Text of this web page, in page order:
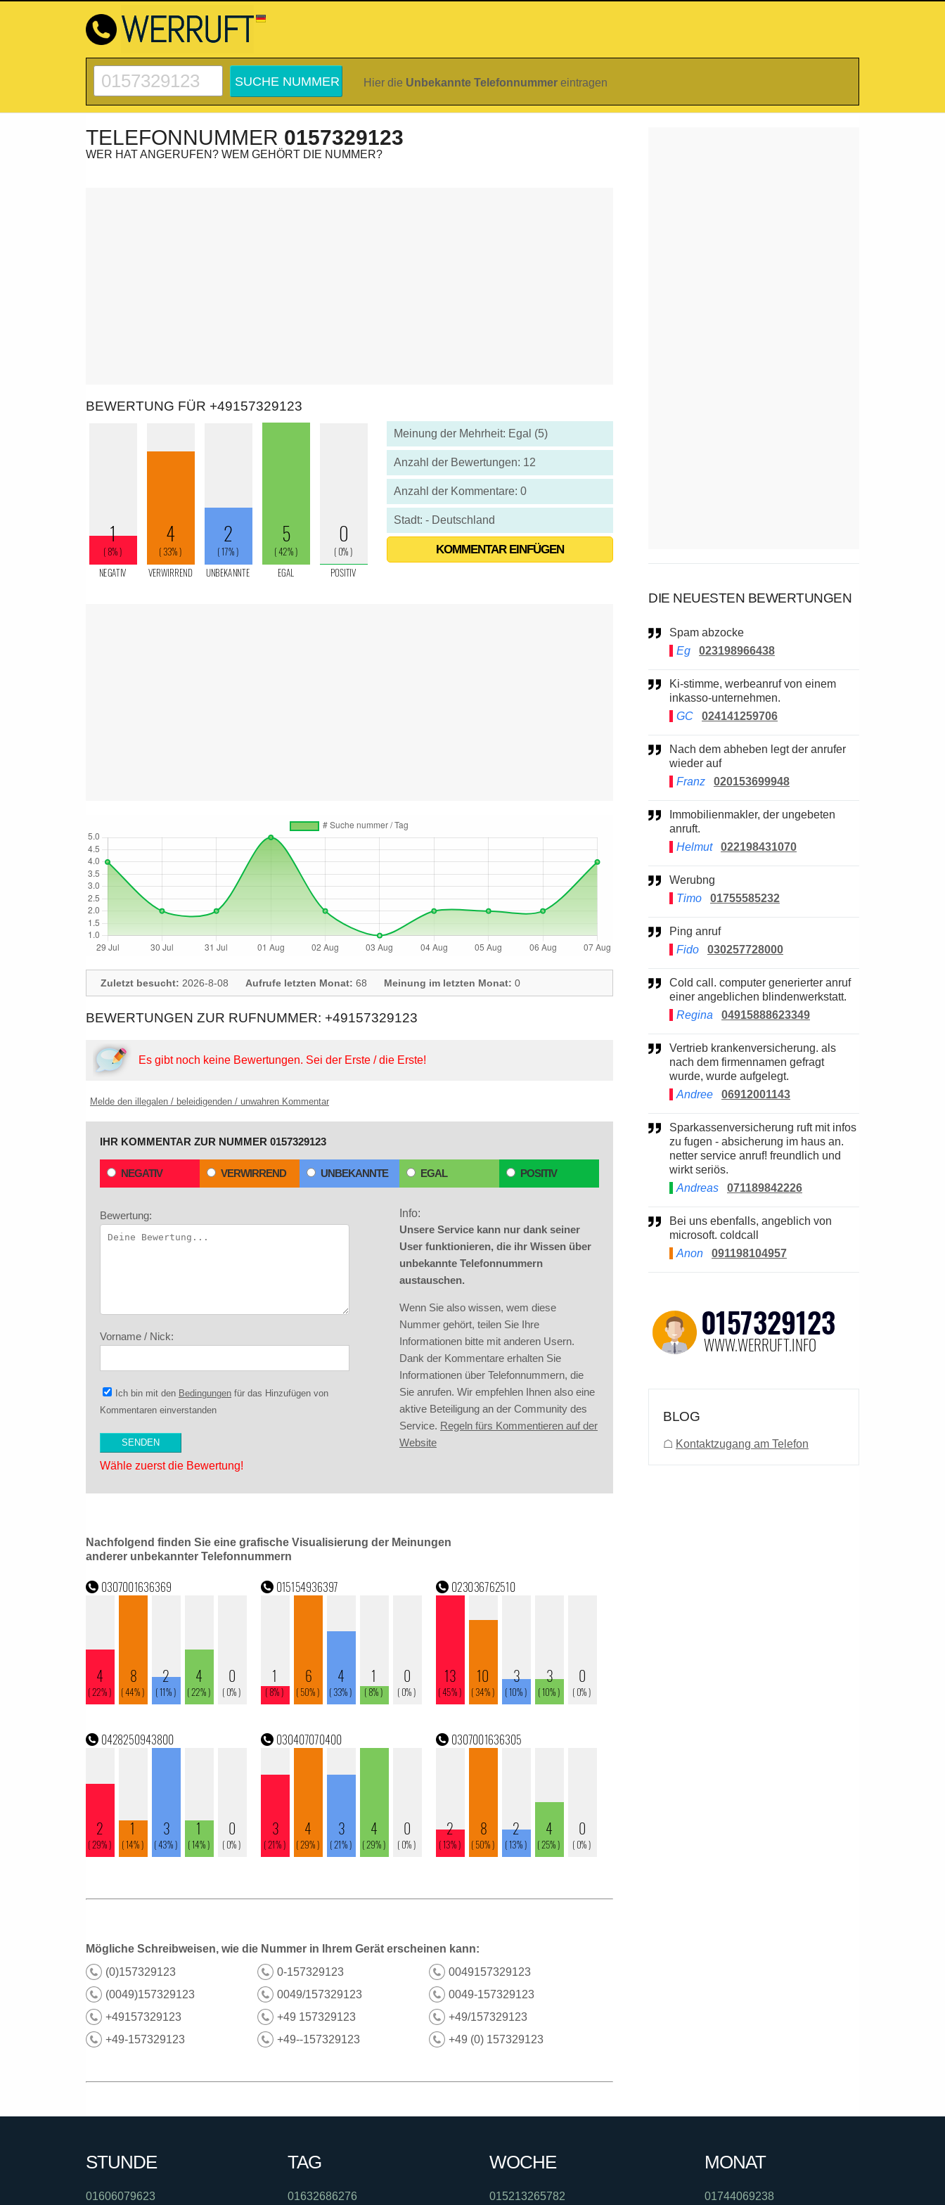
Hier die Unbekannte Telefonnummer eintragen
TELEFONNUMMER 0157329123
WER HAT ANGERUFEN? WEM GEHÖRT DIE NUMMER?
BEWERTUNG FÜR +49157329123
Meinung der Mehrheit: Egal (5)
Anzahl der Bewertungen: 12
Anzahl der Kommentare: 0
Stadt: - Deutschland
KOMMENTAR EINFÜGEN
Zuletzt besucht: 2026-8-08 Aufrufe letzten Monat: 68 Meinung im letzten Monat: 0
BEWERTUNGEN ZUR RUFNUMMER: +49157329123
Es gibt noch keine Bewertungen. Sei der Erste / die Erste!
Melde den illegalen / beleidigenden / unwahren Kommentar
IHR KOMMENTAR ZUR NUMMER 0157329123
NEGATIV VERWIRREND UNBEKANNTE EGAL POSITIV
Bewertung:
Vorname / Nick:
Ich bin mit den Bedingungen für das Hinzufügen von
Kommentaren einverstanden
Wähle zuerst die Bewertung!
Info:
Unsere Service kann nur dank seiner
User funktionieren, die ihr Wissen über
unbekannte Telefonnummern
austauschen.
Wenn Sie also wissen, wem diese
Nummer gehört, teilen Sie Ihre
Informationen bitte mit anderen Usern.
Dank der Kommentare erhalten Sie
Informationen über Telefonnummern, die
Sie anrufen. Wir empfehlen Ihnen also eine
aktive Beteiligung an der Community des
Service. Regeln fürs Kommentieren auf der
Website
Nachfolgend finden Sie eine grafische Visualisierung der Meinungen
anderer unbekannter Telefonnummern
Mögliche Schreibweisen, wie die Nummer in Ihrem Gerät erscheinen kann:
(0)157329123
0-157329123
0049157329123
(0049)157329123
0049/157329123
0049-157329123
+49157329123
+49 157329123
+49/157329123
+49-157329123
+49--157329123 +49 (0) 157329123
DIE NEUESTEN BEWERTUNGEN
Spam abzocke
Eg
023198966438
Ki-stimme, werbeanruf von einem
inkasso-unternehmen.
GC
024141259706
Nach dem abheben legt der anrufer
wieder auf
Franz
020153699948
anruft.
Helmut
022198431070
Werubng
Timo
01755585232
Ping anruf
Fido
030257728000
Cold call. computer generierter anruf
einer angeblichen blindenwerkstatt.
Regina
04915888623349
Vertrieb krankenversicherung. als
nach dem firmennamen gefragt
wurde, wurde aufgelegt.
Andree
06912001143
Sparkassenversicherung ruft mit infos
zu fugen - absicherung im haus an.
netter service anruf! freundlich und
wirkt seriös.
Andreas
071189842226
Bei uns ebenfalls, angeblich von
microsoft. coldcall
Anon
091198104957
BLOG
☖ Kontaktzugang am Telefon
STUNDE
01606079623
TAG
01632686276
WOCHE
015213265782
MONAT
01744069238